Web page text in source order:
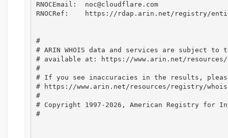
RNOCEmail:  noc@cloudflare.com
RNOCRef:    https://rdap.arin.net/registry/entity/
#
# ARIN WHOIS data and services are subject to
# available at: https://www.arin.net/
#
# If you see inaccuracies in the results,
# https://www.arin.net/resources/registry/
#
# Copyright 1997-2026, American Registry for
#